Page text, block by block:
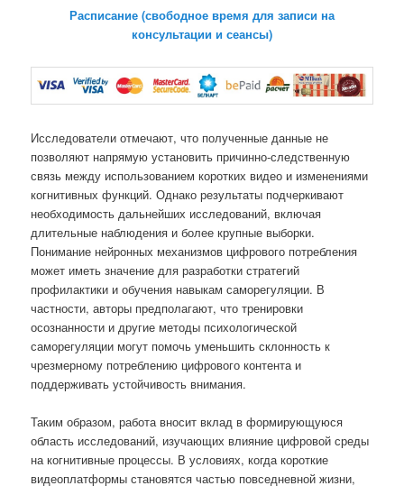
Расписание (свободное время для записи на
консультации и сеансы)
Исследователи отмечают, что полученные данные не
позволяют напрямую установить причинно-следственную
связь между использованием коротких видео и изменениями
когнитивных функций. Однако результаты подчеркивают
необходимость дальнейших исследований, включая
длительные наблюдения и более крупные выборки.
Понимание нейронных механизмов цифрового потребления
может иметь значение для разработки стратегий
профилактики и обучения навыкам саморегуляции. В
частности, авторы предполагают, что тренировки
осознанности и другие методы психологической
саморегуляции могут помочь уменьшить склонность к
чрезмерному потреблению цифрового контента и
поддерживать устойчивость внимания.
Таким образом, работа вносит вклад в формирующуюся
область исследований, изучающих влияние цифровой среды
на когнитивные процессы. В условиях, когда короткие
видеоплатформы становятся частью повседневной жизни,